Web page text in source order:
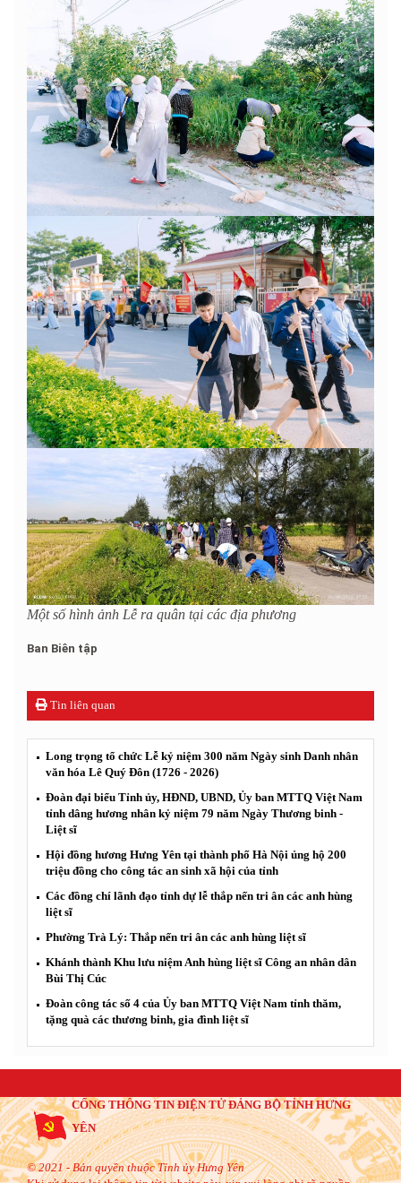
Một số hình ảnh Lễ ra quân tại các địa phương
Ban Biên tập
Tin liên quan
Long trọng tổ chức Lễ kỷ niệm 300 năm Ngày sinh Danh nhân
văn hóa Lê Quý Đôn (1726 - 2026)
Đoàn đại biểu Tỉnh ủy, HĐND, UBND, Ủy ban MTTQ Việt Nam
tỉnh dâng hương nhân kỷ niệm 79 năm Ngày Thương binh -
Liệt sĩ
Hội đồng hương Hưng Yên tại thành phố Hà Nội ủng hộ 200
triệu đồng cho công tác an sinh xã hội của tỉnh
Các đồng chí lãnh đạo tỉnh dự lễ thắp nến tri ân các anh hùng
liệt sĩ
Phường Trà Lý: Thắp nến tri ân các anh hùng liệt sĩ
Khánh thành Khu lưu niệm Anh hùng liệt sĩ Công an nhân dân
Bùi Thị Cúc
Đoàn công tác số 4 của Ủy ban MTTQ Việt Nam tỉnh thăm,
tặng quà các thương binh, gia đình liệt sĩ
CỔNG THÔNG TIN ĐIỆN TỬ ĐẢNG BỘ TỈNH HƯNG
YÊN
© 2021 - Bản quyền thuộc Tỉnh ủy Hưng Yên